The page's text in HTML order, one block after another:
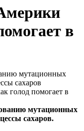
в
мутационных
сахаров
мутационных
сахаров.